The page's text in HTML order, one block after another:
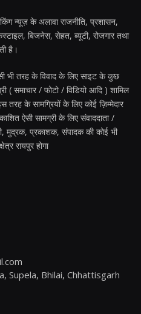
न्यूज़ के अलावा राजनीति, प्रशासन,
बिजनेस, सेहत, ब्यूटी, रोजगार तथा
है।
भी तरह के विवाद के लिए साइट के कुछ
( समाचार / फोटो / विडियो आदि ) शामिल
तरह के सामग्रियों के लिए कोई ज़िम्मेदार
ऐसी सामग्री के लिए संवाददाता /
मुद्रक, प्रकाशक, संपादक की कोई भी
रायपुर होगा
Supela, Bhilai, Chhattisgarh